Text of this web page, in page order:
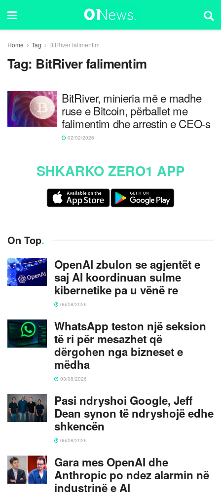
Home Tag BitRiver falimentim
Tag: BitRiver falimentim
BitRiver, minieria më e madhe
ruse e Bitcoin, përballet me
falimentim dhe arrestin e CEO-s
02/02/2026
SHKARKO ZERO1 APP
On Top.
OpenAI zbulon se agjentët e
saj AI koordinuan sulme
kibernetike pa u vënë re
06/08/2026
WhatsApp teston një seksion
të ri për mesazhet që
dërgohen nga bizneset e
mëdha
03/08/2026
Pasi ndryshoi Google, Jeff
Dean synon të ndryshojë edhe
shkencën
06/08/2026
Gara mes OpenAI dhe
Anthropic po ndez alarmin në
industrinë e AI